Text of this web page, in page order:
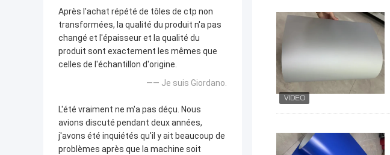
Après l'achat répété de tôles de ctp non
transformées, la qualité du produit n'a pas
changé et l'épaisseur et la qualité du
produit sont exactement les mêmes que
celles de l'échantillon d'origine.
—— Je suis Giordano.
L'été vraiment ne m'a pas déçu. Nous
avions discuté pendant deux années,
j'avons été inquiétés qu'il y ait beaucoup de
problèmes après que la machine soit